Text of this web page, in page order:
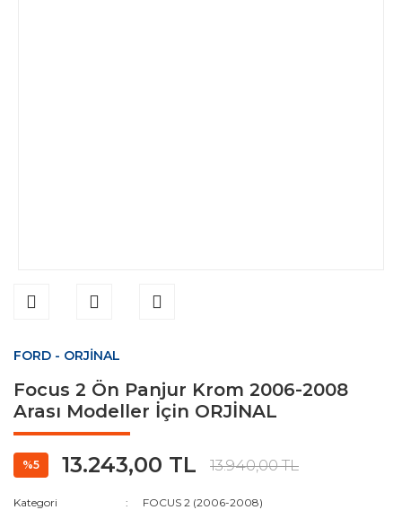
FORD - ORJİNAL
Focus 2 Ön Panjur Krom 2006-2008
Arası Modeller İçin ORJİNAL
%5 13.243,00 TL 13.940,00 TL
Kategori
FOCUS 2 (2006-2008)